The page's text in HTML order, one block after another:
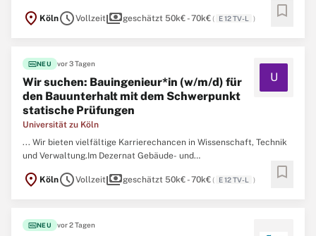
Bauunterhalt mit dem Schwerpunkt statische Prüfungen im
location_on KölnscheduleVollzeitpaymentsgeschätzt 50k€ - 70k€( E 12 TV-L ) bookmark
fiber_newNEU vor 3 Tagen
Wir suchen: Bauingenieur*in (w/m/d) für
den Bauunterhalt mit dem Schwerpunkt
statische Prüfungen
Universität zu Köln
U
... Wir bieten vielfältige Karrierechancen in Wissenschaft, Technik
und Verwaltung.Im Dezernat Gebäude- und
Bauunterhalt mit dem Schwerpunkt statische Prüfungen im
location_on KölnscheduleVollzeitpaymentsgeschätzt 50k€ - 70k€( E 12 TV-L ) bookmark
fiber_newNEU vor 2 Tagen